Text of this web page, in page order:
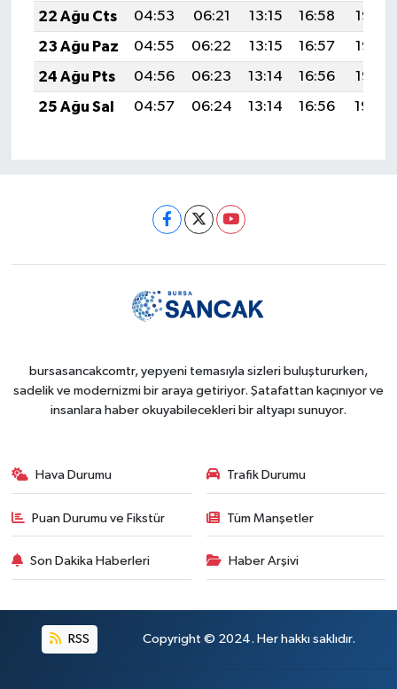
22 Ağu Cts
04:53 06:21 13:15 16:58
19:58
23 Ağu Paz
04:55 06:22 13:15 16:57
19:57
24 Ağu Pts
04:56 06:23 13:14 16:56
19:56
25 Ağu Sal
04:57 06:24 13:14 16:56 19:54
bursasancakcomtr, yepyeni temasıyla sizleri buluştururken,
sadelik ve modernizmi bir araya getiriyor. Şatafattan kaçınıyor ve
insanlara haber okuyabilecekleri bir altyapı sunuyor.
Hava Durumu Trafik Durumu
Puan Durumu ve Fikstür Tüm Manşetler
Son Dakika Haberleri Haber Arşivi
RSS Copyright © 2024. Her hakkı saklıdır.